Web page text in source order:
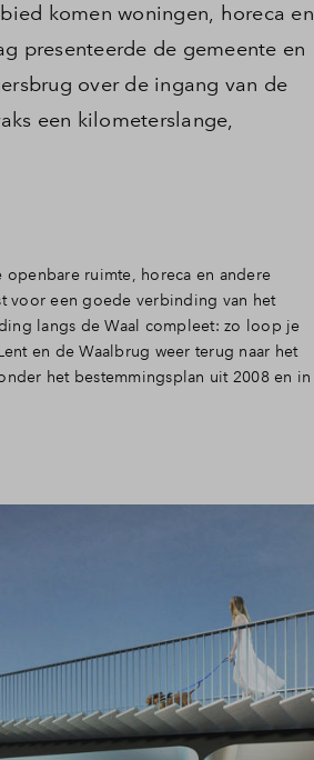
komen woningen, horeca en
presenteerde de gemeente en
over de ingang van de
een kilometerslange,
ruimte, horeca en andere
voor een goede verbinding van het
langs de Waal compleet: zo loop je
en de Waalbrug weer terug naar het
het bestemmingsplan uit 2008 en in